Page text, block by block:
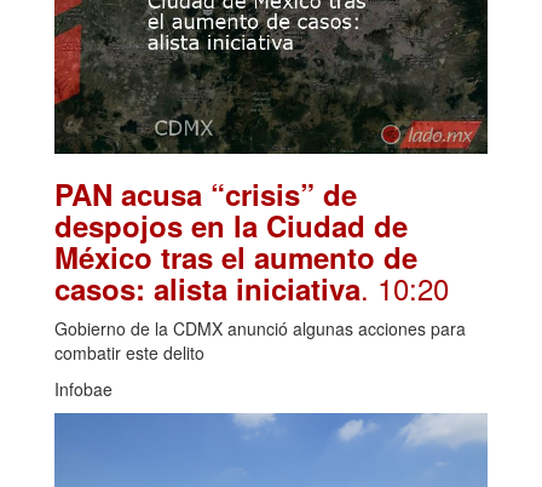
PAN acusa “crisis” de
despojos en la Ciudad de
México tras el aumento de
casos: alista iniciativa. 10:20
Gobierno de la CDMX anunció algunas acciones para
combatir este delito
Infobae